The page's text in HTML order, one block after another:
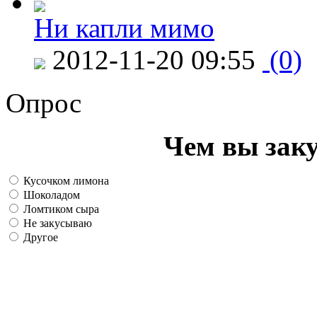
Ни капли мимо
2012-11-20 09:55 (0)
Опрос
Чем вы
Кусочком лимона
Шоколадом
Ломтиком сыра
Не закусываю
Другое